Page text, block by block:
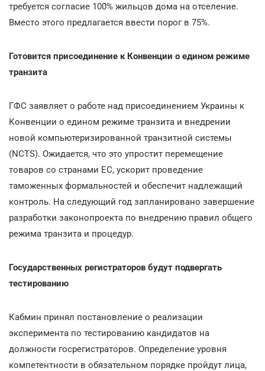
требуется согласие 100% жильцов дома на отселение.
Вместо этого предлагается ввести порог в 75%.
Готовится присоединение к Конвенции о едином режиме
транзита
ГФС заявляет о работе над присоединением Украины к
Конвенции о едином режиме транзита и внедрении
новой компьютеризированной транзитной системы
(NCTS). Ожидается, что это упростит перемещение
товаров со странами ЕС, ускорит проведение
таможенных формальностей и обеспечит надлежащий
контроль. На следующий год запланировано завершение
разработки законопроекта по внедрению правил общего
режима транзита и процедур.
Государственных регистраторов будут подвергать
тестированию
Кабмин принял постановление о реализации
эксперимента по тестированию кандидатов на
должности госрегистраторов. Определение уровня
компетентности в обязательном порядке пройдут лица,